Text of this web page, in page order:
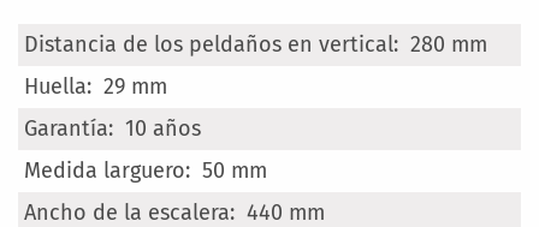
Más
Información
280 mm
29 mm
10 años
50 mm
440 mm